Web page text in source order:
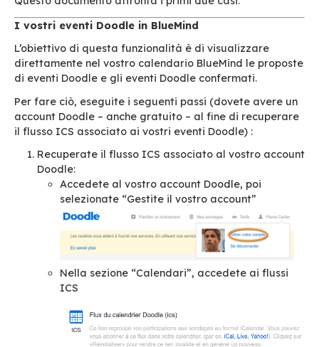
Questo documento affronta i primi due casi.
I vostri eventi Doodle in BlueMind
direttamente nel vostro calendario BlueMind
di eventi Doodle e gli eventi Doodle